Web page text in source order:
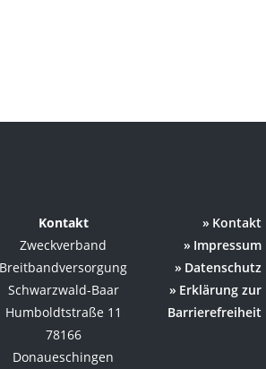
Kontakt
Zweckverband
Breitbandversorgung
Schwarzwald-Baar
Humboldtstraße 11
78166
Donaueschingen
Kontakt
Impressum
Datenschutz
Erklärung zur
Barrierefreiheit